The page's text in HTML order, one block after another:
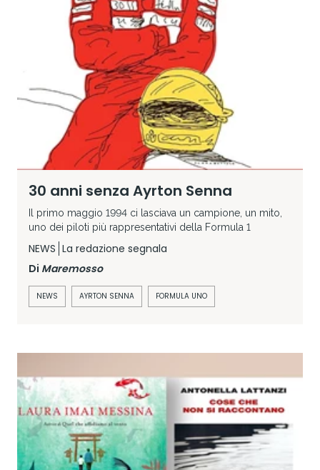
30 anni senza Ayrton Senna
Il primo maggio 1994 ci lasciava un campione, un mito,
uno dei piloti più rappresentativi della Formula 1
NEWS La redazione segnala
Di Maremosso
NEWS AYRTON SENNA FORMULA UNO